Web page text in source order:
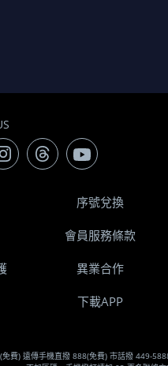
費) 遠傳手機直撥 888(免費) 市話撥 449-
序號兌換
會員服務條款
異業合作
下載APP